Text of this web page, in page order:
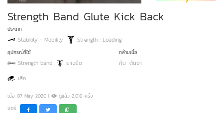
Strength Band Glute Kick Back
ประเภท
Stability - Mobility Strength : Loading
อุปกรณ์ที่ใช้
Strength band
ยางยืด
เสื่อ
กล้ามเนื้อ
ก้น ต้นขา
เมื่อ 07 May 2020 | ดูแล้ว 2,016 ครั้ง
แชร์